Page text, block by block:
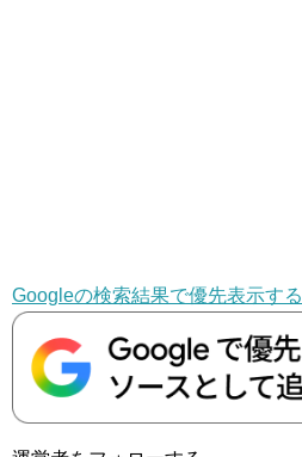
Googleの検索結果で優先表示する